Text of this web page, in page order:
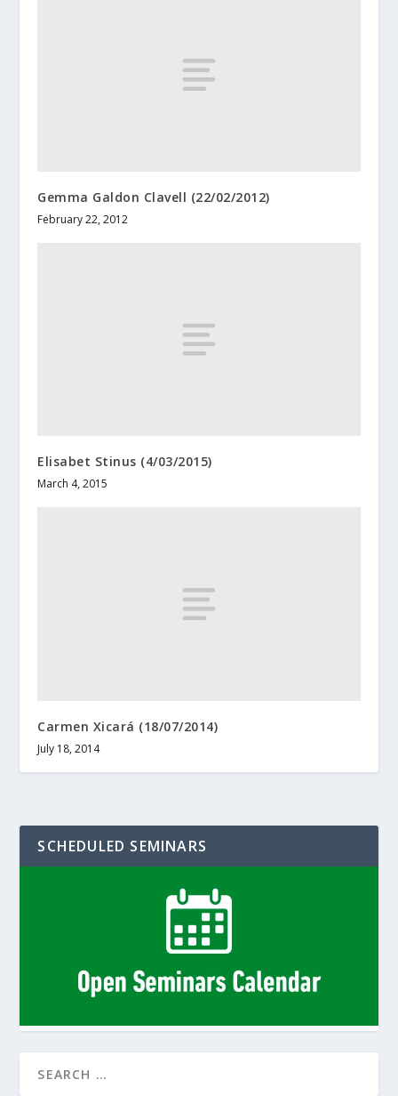
Gemma Galdon Clavell (22/02/2012)
February 22, 2012
Elisabet Stinus (4/03/2015)
March 4, 2015
Carmen Xicará (18/07/2014)
July 18, 2014
SCHEDULED SEMINARS